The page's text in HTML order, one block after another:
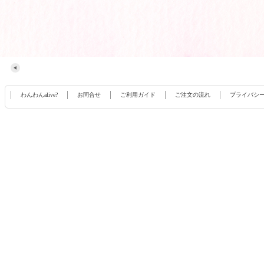
わんわんalive? お問合せ ご利用ガイド ご注文の流れ プライバシ